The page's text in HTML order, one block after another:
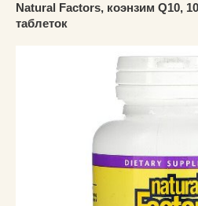
Natural Factors, коэнзим Q10,
таблеток